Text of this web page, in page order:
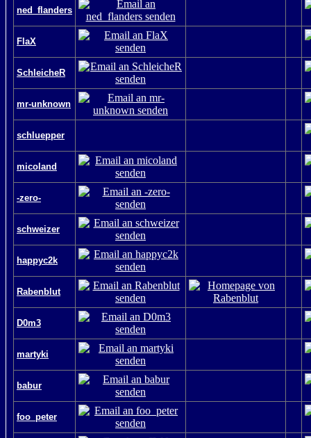
ned_flanders
FlaX
SchleicheR
mr-unknown
schluepper
micoland
-zero-
schweizer
happyc2k
Rabenblut
D0m3
martyki
babur
foo_peter